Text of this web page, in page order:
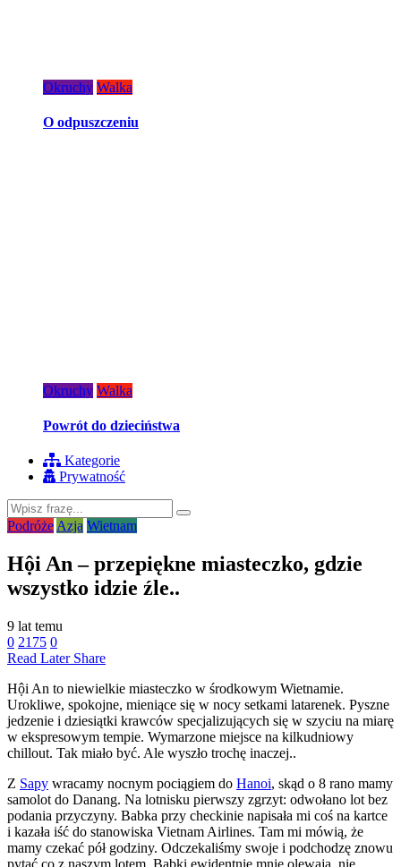
Okruchy Walka
O odpuszczeniu
Okruchy Walka
Powrót do dzieciństwa
Kategorie
Prywatność
Podróże Azja Wietnam
Hội An – przepiękne miasteczko, gdzie
wszystko idzie źle..
9 lat temu
0 2175 0
Read Later Share
Hội An to niewielkie miasteczko w środkowym Wietnamie.
Urokliwe, spokojne, mieniące się w nocy setkami latarenek. Pyszne
jedzenie i dziesiątki krawców specjalizujących się w szyciu na miarę
w ekspresowym tempie. Wymarzone miejsce na kilkudniowy
chillout. Tak miało być. Ale wyszło trochę inaczej..
Z Sapy wracamy nocnym pociągiem do Hanoi, skąd o 8 rano mamy
samolot do Danang. Na lotnisku pierwszy zgrzyt: odwołano lot bez
podania przyczyny. Babka przy checkinie napisała mi coś na kartce
i kazała iść do stanowiska Vietnam Airlines. Tam mi mówią, że
mamy czekać pół godziny. Odczekaliśmy swoje i podchodzę znowu